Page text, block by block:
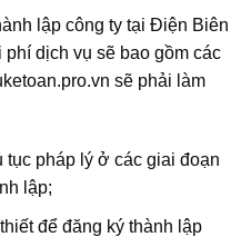
lập công ty tại Điện Biên
dịch vụ sẽ bao gồm các
sẽ phải làm
tục pháp lý ở các giai đoạn
lập;
để đăng ký thành lập